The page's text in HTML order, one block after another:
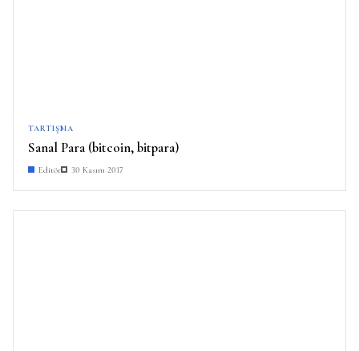
TARTIŞMA
Sanal Para (bitcoin, bitpara)
Editör 30 Kasım 2017